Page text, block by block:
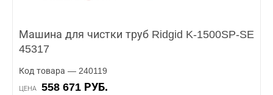
Машина для чистки труб Ridgid K-1500SP-SE
45317
Код товара — 240119
ЦЕНА
558 671 РУБ.